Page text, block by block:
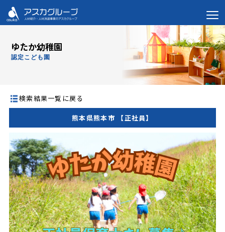
ゆたか幼稚園
認定こども園
検索結果一覧に戻る
熊本県熊本市 【正社員】